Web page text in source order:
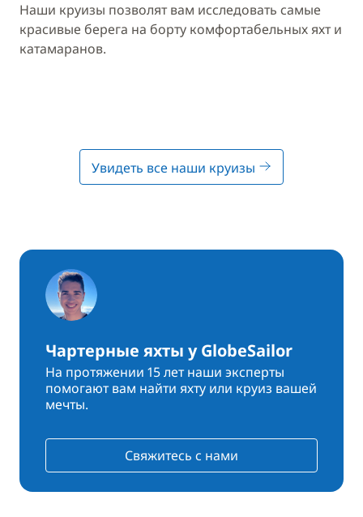
Наши круизы позволят вам исследовать самые
красивые берега на борту комфортабельных яхт и
катамаранов.
Увидеть все наши круизы
Чартерные яхты у GlobeSailor
На протяжении 15 лет наши эксперты
помогают вам найти яхту или круиз вашей
мечты.
Свяжитесь с нами